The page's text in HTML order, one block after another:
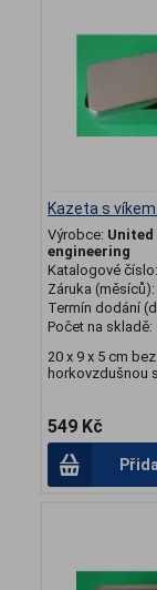
Kazeta s
Výrobce: United
engineering
Katalogové číslo:
Záruka (měsíců):
Termín dodání
Počet na skladě:
20 x 9 x 5 cm
horkovzdušnou
549 Kč